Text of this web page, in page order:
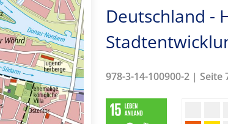
Deutschland -
978-3-14-100900-2 |